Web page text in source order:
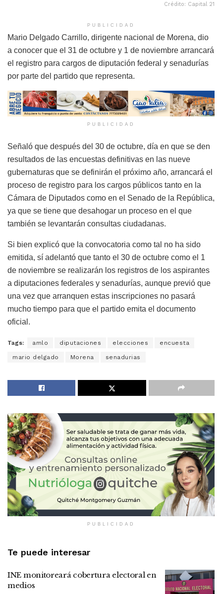
Crédito: Capital 21
PUBLICIDAD
Mario Delgado Carrillo, dirigente nacional de Morena, dio
a conocer que el 31 de octubre y 1 de noviembre arrancará
el registro para cargos de diputación federal y senadurías
por parte del partido que representa.
PUBLICIDAD
Señaló que después del 30 de octubre, día en que se den
resultados de las encuestas definitivas en las nueve
gubernaturas que se definirán el próximo año, arrancará el
proceso de registro para los cargos públicos tanto en la
Cámara de Diputados como en el Senado de la República,
ya que se tiene que desahogar un proceso en el que
también se levantarán consultas ciudadanas.
Si bien explicó que la convocatoria como tal no ha sido
emitida, sí adelantó que tanto el 30 de octubre como el 1
de noviembre se realizarán los registros de los aspirantes
a diputaciones federales y senadurías, aunque previó que
una vez que arranquen estas inscripciones no pasará
mucho tiempo para que el partido emita el documento
oficial.
Tags: amlo diputaciones elecciones encuesta
mario delgado Morena senadurias
PUBLICIDAD
Te puede interesar
INE monitoreará cobertura electoral en
medios